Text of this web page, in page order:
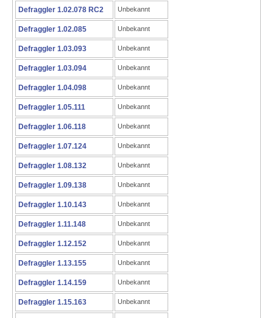
Defraggler 1.02.078 RC2 Unbekannt
Defraggler 1.02.085 Unbekannt
Defraggler 1.03.093 Unbekannt
Defraggler 1.03.094 Unbekannt
Defraggler 1.04.098 Unbekannt
Defraggler 1.05.111 Unbekannt
Defraggler 1.06.118 Unbekannt
Defraggler 1.07.124 Unbekannt
Defraggler 1.08.132 Unbekannt
Defraggler 1.09.138 Unbekannt
Defraggler 1.10.143 Unbekannt
Defraggler 1.11.148 Unbekannt
Defraggler 1.12.152 Unbekannt
Defraggler 1.13.155 Unbekannt
Defraggler 1.14.159 Unbekannt
Defraggler 1.15.163 Unbekannt